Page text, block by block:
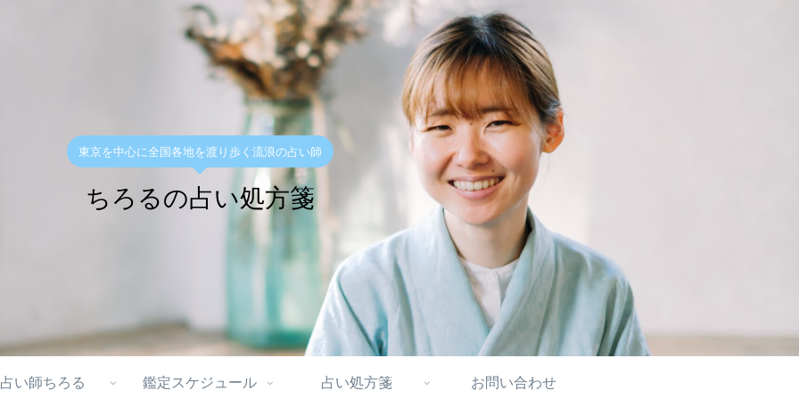
東京を中心に全国各地を渡り歩く流浪の占い師
ちろるの占い処方箋
占い師ちろる 鑑定スケジュール 占い処方箋 お問い合わせ